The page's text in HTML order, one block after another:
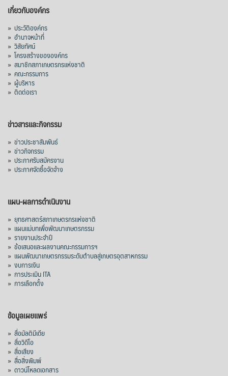
เกี่ยวกับองค์กร
» ประวัติองค์กร
» อำนาจหน้าที่
» วิสัยทัศน์
» โครงสร้างขององค์กร
» สมาชิกสภาเกษตรกรแห่งชาติ
» คณะกรรมการ
» ผู้บริหาร
» ติดต่อเรา
ข่าวสารและกิจกรรม
» ข่าวประชาสัมพันธ์
» ข่าวกิจกรรม
» ประกาศรับสมัครงาน
» ประกาศจัดซื้อจัดจ้าง
แผน-ผลการดำเนินงาน
» ยุทธศาสตร์สภาเกษตรกรแห่งชาติ
» แผนแม่บทเพื่อพัฒนาเกษตรกรรม
» รายงานประจำปี
» ข้อเสนอและผลงานคณะกรรมการฯ
» แผนพัฒนาเกษตรกรรมระดับตำบลสู่เกษตรอุตสาหกรรม
» งบการเงิน
» การประเมิน ITA
» การเลือกตั้ง
ข้อมูลเผยแพร่
» สื่อมัลติมีเดีย
» สื่อวิดีโอ
» สื่อเสียง
» สื่อสิ่งพิมพ์
» ดาวน์โหลดเอกสาร